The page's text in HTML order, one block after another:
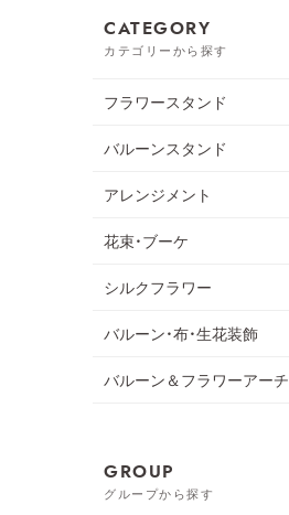
CATEGORY
カテゴリーから探す
フラワースタンド
バルーンスタンド
アレンジメント
花束・ブーケ
シルクフラワー
バルーン・布・生花装飾
バルーン＆フラワーアーチ
GROUP
グループから探す